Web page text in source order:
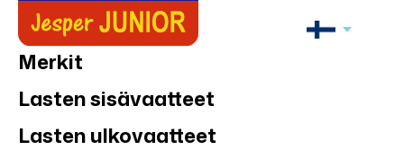
Merkit
Lasten sisävaatteet
Lasten ulkovaatteet